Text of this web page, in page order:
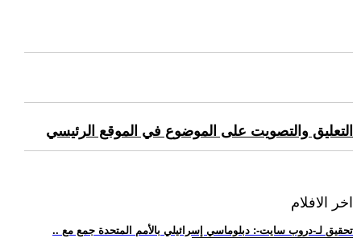
التعليق والتصويت على الموضوع في الموقع الرئيسي
اخر الافلام
.. تحقيق لـ-دروب سايت-: دبلوماسي إسرائيلي بالأمم المتحدة جمع مع